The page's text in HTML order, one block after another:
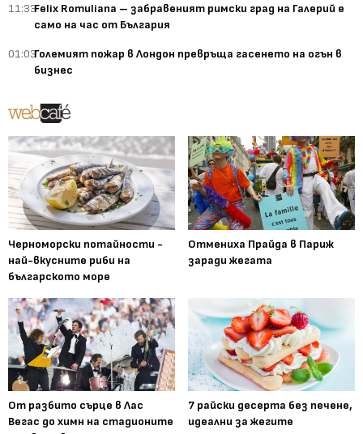
11:33Felix Romuliana – забравеният римски град на Галерий е
само на час от България
01:03Големият пожар в Лондон превръща гасенето на огън в
бизнес
Черноморски потайности -
най-вкусните риби на
българското море
Отмениха Прайда в Париж
заради жегата
От разбито сърце в Лас
Вегас до химн на стадионите
7 райски десерта без печене,
идеални за жегите